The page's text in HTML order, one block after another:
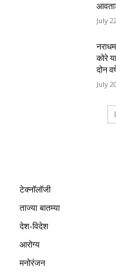
July
कोरे
दोन
July
टेक्नॉलॉजी
ताज्या बातम्या
देश-विदेश
आरोग्य
मनोरंजन